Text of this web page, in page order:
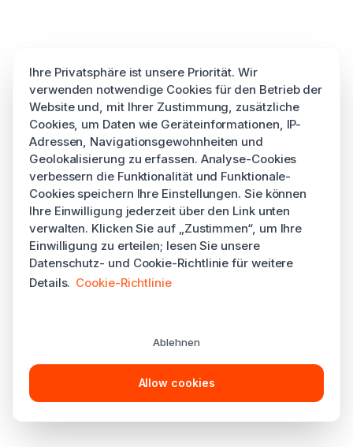
Ihre Privatsphäre ist unsere Priorität. Wir
verwenden notwendige Cookies für den Betrieb der
Website und, mit Ihrer Zustimmung, zusätzliche
Cookies, um Daten wie Geräteinformationen, IP-
Adressen, Navigationsgewohnheiten und
Geolokalisierung zu erfassen. Analyse-Cookies
verbessern die Funktionalität und Funktionale-
Cookies speichern Ihre Einstellungen. Sie können
Ihre Einwilligung jederzeit über den Link unten
verwalten. Klicken Sie auf „Zustimmen“, um Ihre
Einwilligung zu erteilen; lesen Sie unsere
Datenschutz- und Cookie-Richtlinie für weitere
Details. Cookie-Richtlinie
Ablehnen
Allow cookies